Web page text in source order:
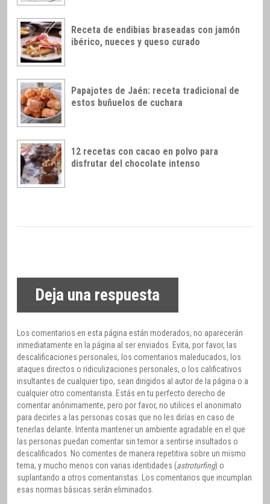
Receta de endibias braseadas con jamón
ibérico, nueces y queso curado
Papajotes de Jaén: receta tradicional de
estos buñuelos de cuchara
12 recetas con cacao en polvo para
disfrutar del chocolate intenso
Deja una respuesta
Los comentarios en esta página están moderados, no aparecerán
inmediatamente en la página al ser enviados. Evita, por favor, las
descalificaciones personales, los comentarios maleducados, los
ataques directos o ridiculizaciones personales, o los calificativos
insultantes de cualquier tipo, sean dirigidos al autor de la página o a
cualquier otro comentarista. Estás en tu perfecto derecho de
comentar anónimamente, pero por favor, no utilices el anonimato
para decirles a las personas cosas que no les dirías en caso de
tenerlas delante. Intenta mantener un ambiente agradable en el que
las personas puedan comentar sin temor a sentirse insultados o
descalificados. No comentes de manera repetitiva sobre un mismo
tema, y mucho menos con varias identidades (astroturfing) o
suplantando a otros comentaristas. Los comentarios que incumplan
esas normas básicas serán eliminados.